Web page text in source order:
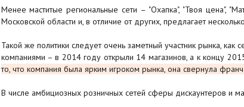
Менее маститые региональные сети – "Охапка", "Твоя цена",
Московской области и, в отличие от других, предлагает
Такой же политики следует очень заметный участник рынка,
компаниями – в 2014 году открыли 14 магазинов, а к концу
то, что компания была ярким игроком рынка, она свернула
В числе амбициозных розничных сетей сферы дискаунтеров и